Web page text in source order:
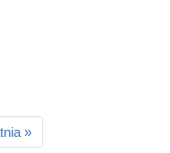
»